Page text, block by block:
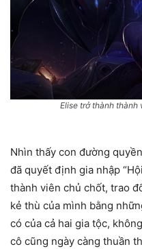
Elise trở thành thành
Nhìn thấy con đường
đã quyết định gia nhập
thành viên chủ chốt, trao
kẻ thù của mình bằng
có của cả hai gia tộc,
cô cũng ngày càng thuần